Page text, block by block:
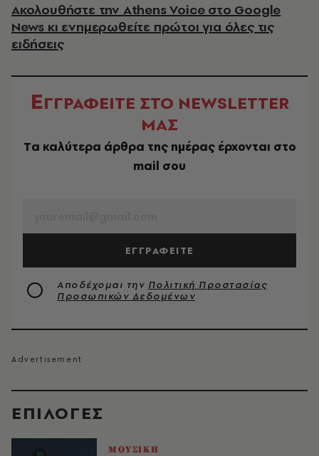
EΠΙΛΟΓΈΣ
ΜΟΥΣΙΚΗ
Ακολουθήστε την Athens Voice στο Google
News κι ενημερωθείτε πρώτοι για όλες τις
ειδήσεις
ΕΓΓΡΑΦΕΙΤΕ ΣΤΟ NEWSLETTER
ΜΑΣ
Tα καλύτερα άρθρα της ημέρας έρχονται στο
mail σου
ΕΓΓΡΑΦΕΙΤΕ
Αποδέχομαι την Πολιτική Προστασίας
Προσωπικών Δεδομένων